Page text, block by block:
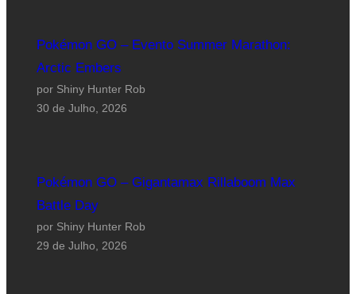
Pokémon GO – Evento Summer Marathon:
Arctic Embers
por Shiny Hunter Rob
30 de Julho, 2026
Pokémon GO – Gigantamax Rillaboom Max
Battle Day
por Shiny Hunter Rob
29 de Julho, 2026